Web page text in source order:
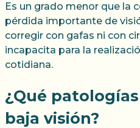
Es un grado menor que la
pérdida importante de
corregir con gafas ni con
incapacita para la
cotidiana.
¿Qué
baja visión?